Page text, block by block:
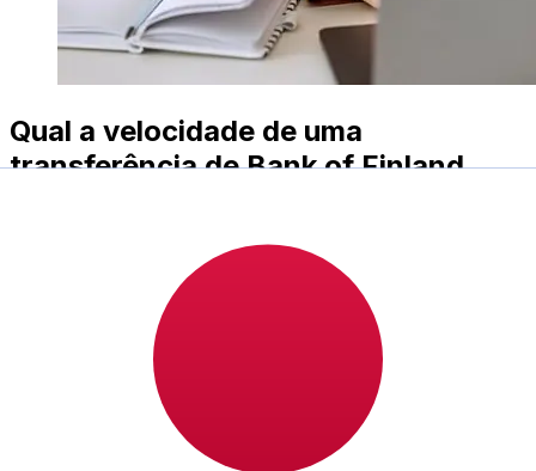
Qual a velocidade de uma
transferência de Bank of Finland
Os prazos de entrega para transferências internacionais
com Bank of Finland de Países Membros do Euro para
Japão variam de acordo com o método de pagamento e
o horário da transação. Normalmente, as transferências
bancárias internacionais levam de 1 a 5 dias úteis.
Fatores como feriados bancários e verificações de
segurança também podem afetar a entrega. Verifique os
horários limite de Suomen Pankki Finlands Bank para